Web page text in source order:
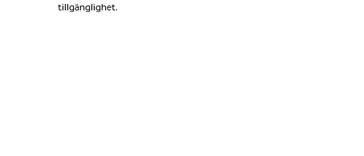
tillgänglighet.